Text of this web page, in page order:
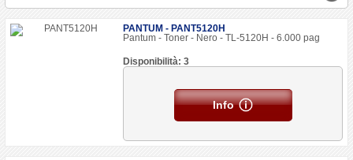
PANTUM - PANT5120H
Pantum - Toner - Nero - TL-5120H - 6.000 pag
Disponibilità: 3
Info